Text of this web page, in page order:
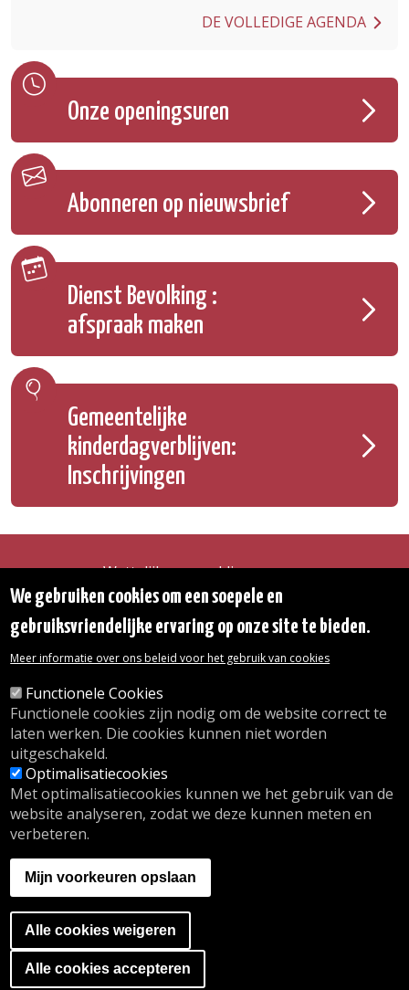
DE VOLLEDIGE AGENDA
Onze openingsuren
Abonneren op nieuwsbrief
Dienst Bevolking :
afspraak maken
Gemeentelijke
kinderdagverblijven:
Inschrijvingen
Wettelijke vermeldingen
Toegankelijkheidsverklaring
Toegang tot het Gemeentehuis
De gemeente diensten
Contact
© 2026 Gemeente Oudergem
Emile Idiersstraat 12 - 1160 Oudergem
Tel. :02/676.48.11.
Inschrijving kinderdagverblijf
wij.oudergem.be
Naschoolse activiteiten
Sport in Oudergem
A website by
We gebruiken cookies om een soepele en
gebruiksvriendelijke ervaring op onze site te bieden.
Meer informatie over ons beleid voor het gebruik van cookies
Functionele Cookies
Functionele cookies zijn nodig om de website correct te
laten werken. Die cookies kunnen niet worden
uitgeschakeld.
Optimalisatiecookies
Met optimalisatiecookies kunnen we het gebruik van de
website analyseren, zodat we deze kunnen meten en
verbeteren.
Mijn voorkeuren opslaan
Alle cookies weigeren
Alle cookies accepteren